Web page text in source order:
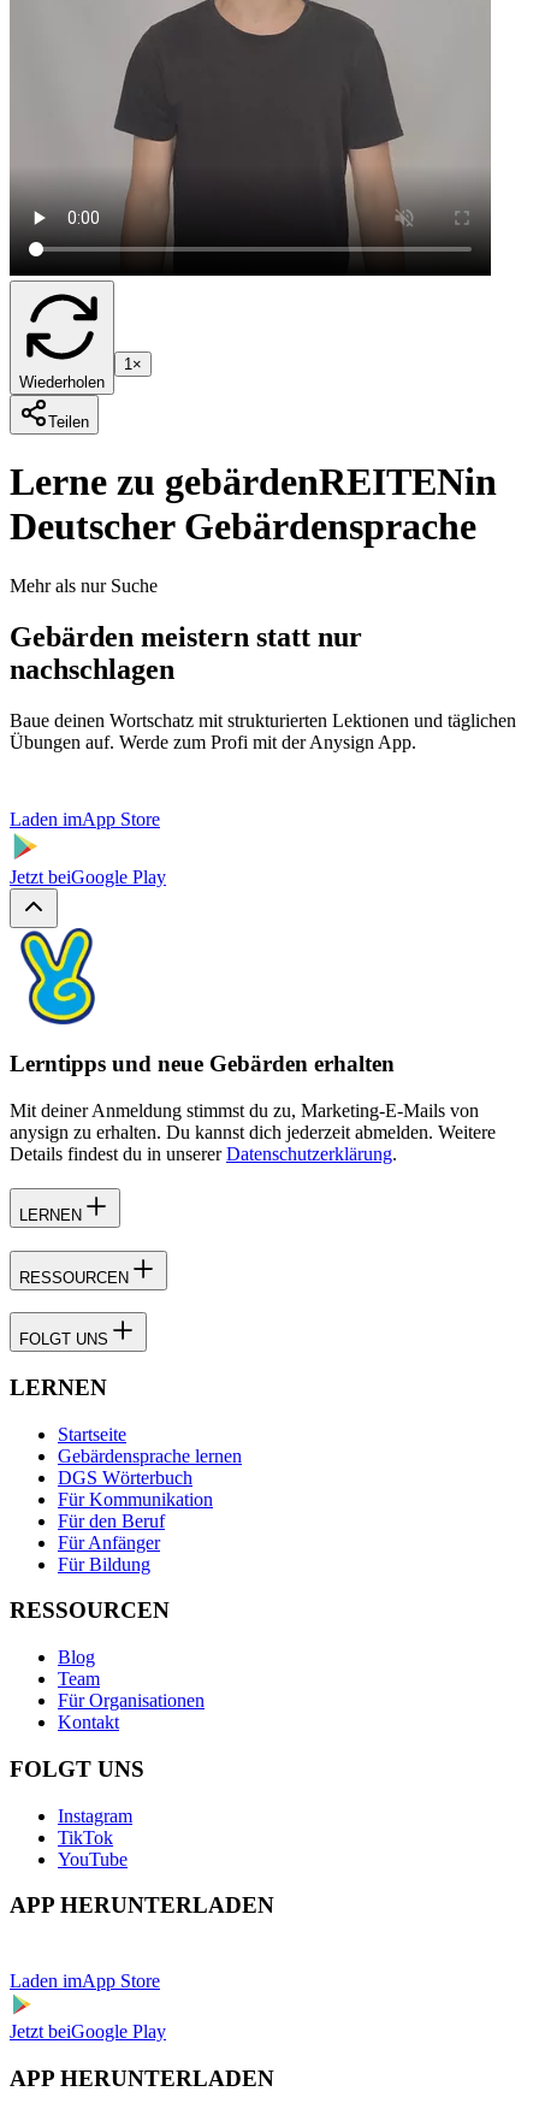
Wiederholen
1×
Teilen
Lerne zu gebärdenREITENin
Deutscher Gebärdensprache
Mehr als nur Suche
Gebärden meistern statt nur
nachschlagen
Baue deinen Wortschatz mit strukturierten Lektionen und täglichen
Übungen auf. Werde zum Profi mit der Anysign App.
Laden imApp Store
Jetzt beiGoogle Play
Lerntipps und neue Gebärden erhalten
Mit deiner Anmeldung stimmst du zu, Marketing-E-Mails von
anysign zu erhalten. Du kannst dich jederzeit abmelden. Weitere
Details findest du in unserer Datenschutzerklärung.
LERNEN
RESSOURCEN
FOLGT UNS
LERNEN
Startseite
Gebärdensprache lernen
DGS Wörterbuch
Für Kommunikation
Für den Beruf
Für Anfänger
Für Bildung
RESSOURCEN
Blog
Team
Für Organisationen
Kontakt
FOLGT UNS
Instagram
TikTok
YouTube
APP HERUNTERLADEN
Laden imApp Store
Jetzt beiGoogle Play
APP HERUNTERLADEN